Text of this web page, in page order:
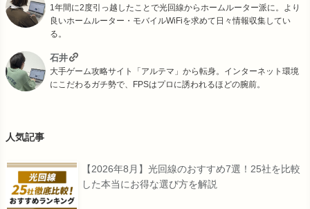
1年間に2度引っ越したことで光回線からホームルーター派に。より
良いホームルーター・モバイルWiFiを求めて日々情報収集してい
る。
石井
大手ゲーム攻略サイト「アルテマ」から転身。インターネット環境
にこだわるガチ勢で、FPSはプロに誘われるほどの腕前。
人気記事
【2026年8月】光回線のおすすめ7選！25社を比較
した本当にお得な選び方を解説